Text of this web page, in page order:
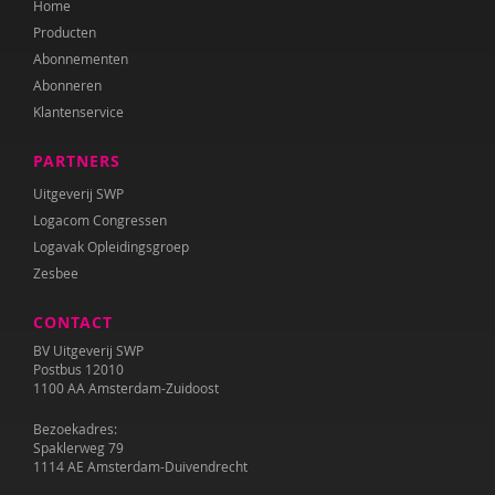
Juul Klarenbeek
Katrien van Laere
Lien Van Laere
Irma Land
Leontien Noorlander
Mandy Pijl
Elke van Riel
Ellen Rutgeerts
Pauline Slot
Home
Producten
Abonnementen
Abonneren
Klantenservice
PARTNERS
Uitgeverij SWP
Logacom Congressen
Logavak Opleidingsgroep
Zesbee
CONTACT
BV Uitgeverij SWP
Postbus 12010
1100 AA Amsterdam-Zuidoost
Bezoekadres:
Spaklerweg 79
1114 AE Amsterdam-Duivendrecht